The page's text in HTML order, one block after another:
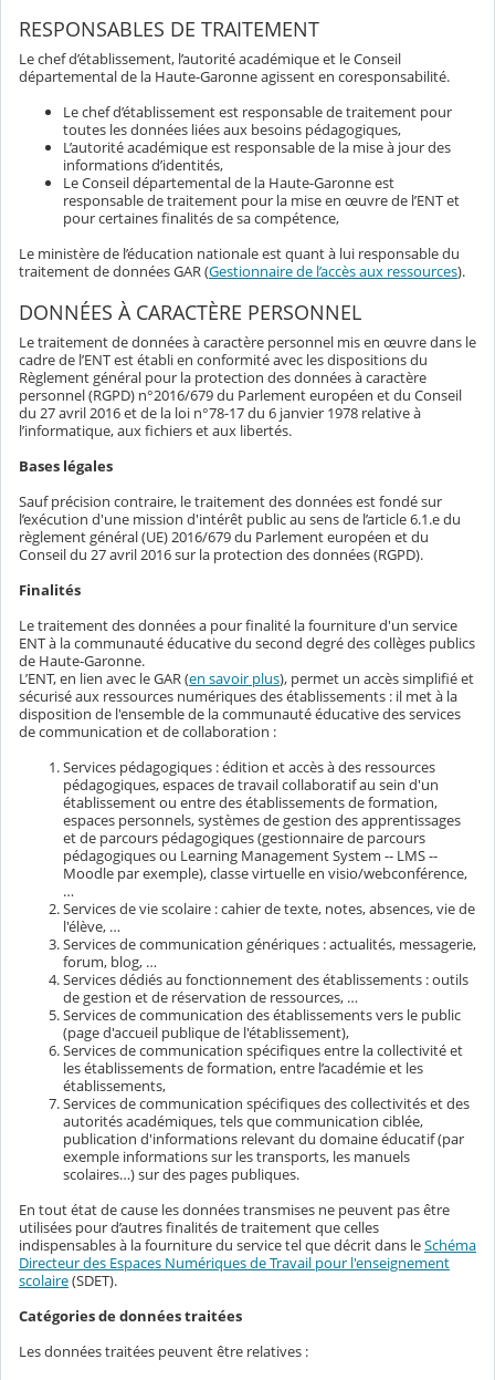
RESPONSABLES DE TRAITEMENT
Le chef d’établissement, l’autorité académique et le Conseil
départemental de la Haute-Garonne agissent en coresponsabilité.
Le chef d’établissement est responsable de traitement pour
toutes les données liées aux besoins pédagogiques,
L’autorité académique est responsable de la mise à jour des
informations d’identités,
Le Conseil départemental de la Haute-Garonne est
responsable de traitement pour la mise en œuvre de l’ENT et
pour certaines finalités de sa compétence,
Le ministère de l’éducation nationale est quant à lui responsable du
traitement de données GAR (Gestionnaire de l’accès aux ressources).
DONNÉES À CARACTÈRE PERSONNEL
Le traitement de données à caractère personnel mis en œuvre dans le
cadre de l’ENT est établi en conformité avec les dispositions du
Règlement général pour la protection des données à caractère
personnel (RGPD) n°2016/679 du Parlement européen et du Conseil
du 27 avril 2016 et de la loi n°78-17 du 6 janvier 1978 relative à
l’informatique, aux fichiers et aux libertés.
Bases légales
Sauf précision contraire, le traitement des données est fondé sur
l’exécution d'une mission d'intérêt public au sens de l’article 6.1.e du
règlement général (UE) 2016/679 du Parlement européen et du
Conseil du 27 avril 2016 sur la protection des données (RGPD).
Finalités
Le traitement des données a pour finalité la fourniture d'un service
ENT à la communauté éducative du second degré des collèges publics
de Haute-Garonne.
L’ENT, en lien avec le GAR (en savoir plus), permet un accès simplifié et
sécurisé aux ressources numériques des établissements : il met à la
disposition de l'ensemble de la communauté éducative des services
de communication et de collaboration :
Services pédagogiques : édition et accès à des ressources
pédagogiques, espaces de travail collaboratif au sein d'un
établissement ou entre des établissements de formation,
espaces personnels, systèmes de gestion des apprentissages
et de parcours pédagogiques (gestionnaire de parcours
pédagogiques ou Learning Management System -- LMS --
Moodle par exemple), classe virtuelle en visio/webconférence,
…
Services de vie scolaire : cahier de texte, notes, absences, vie de
l'élève, …
Services de communication génériques : actualités, messagerie,
forum, blog, …
Services dédiés au fonctionnement des établissements : outils
de gestion et de réservation de ressources, …
Services de communication des établissements vers le public
(page d'accueil publique de l'établissement),
Services de communication spécifiques entre la collectivité et
les établissements de formation, entre l’académie et les
établissements,
Services de communication spécifiques des collectivités et des
autorités académiques, tels que communication ciblée,
publication d'informations relevant du domaine éducatif (par
exemple informations sur les transports, les manuels
scolaires…) sur des pages publiques.
En tout état de cause les données transmises ne peuvent pas être
utilisées pour d’autres finalités de traitement que celles
indispensables à la fourniture du service tel que décrit dans leSchéma
Directeur des Espaces Numériques de Travail pour l'enseignement
scolaire(SDET).
Catégories de données traitées
Les données traitées peuvent être relatives :